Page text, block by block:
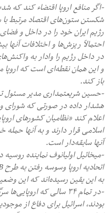
-اگر منافع اروپا اقتضاء کند که
شکستن ستون‌های اقتصاد مرتبط با
رژیم ایران خود را در داخل و
احتمالاً ریزش‌ها و اختلافات آنها
در داخل رژیم را وادار به
و این همان نقطه‌ای است که
باز کند.
-حسین شریعتمداری مدیر مسئول
هشدار داده در صورتی که شورای
اعلام کند «نظامیان کشورهای
اسلامی قرار دارند و به آنها
آنها سابقه‌دار است.
-میخائیل اولیانوف نماینده
به این یقین رسیده‌اند که این
-در تمام ۳۴ سالی که
بودند، اسرائیل برای دفاع از